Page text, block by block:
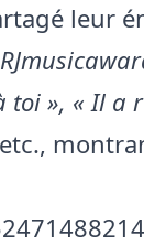
leur
toi », « Il a
etc.,